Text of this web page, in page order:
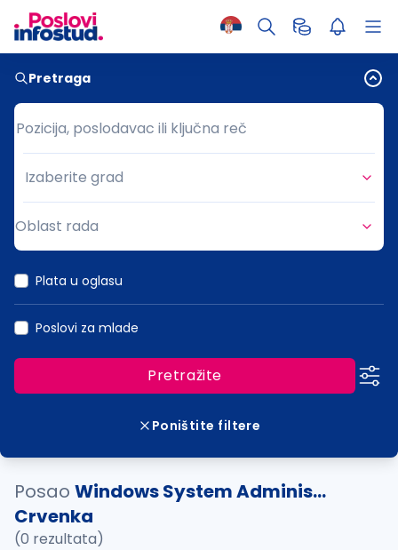
Pretraga
Pozicija, poslodavac ili ključna reč
Pozicija, poslodavac ili ključna reč
Grad
Izaberite grad
Oblast rada
Plata u oglasu
Poslovi za mlade
Pretražite
Poništite filtere
Posao Windows System Adminis...
Crvenka
(0 rezultata)